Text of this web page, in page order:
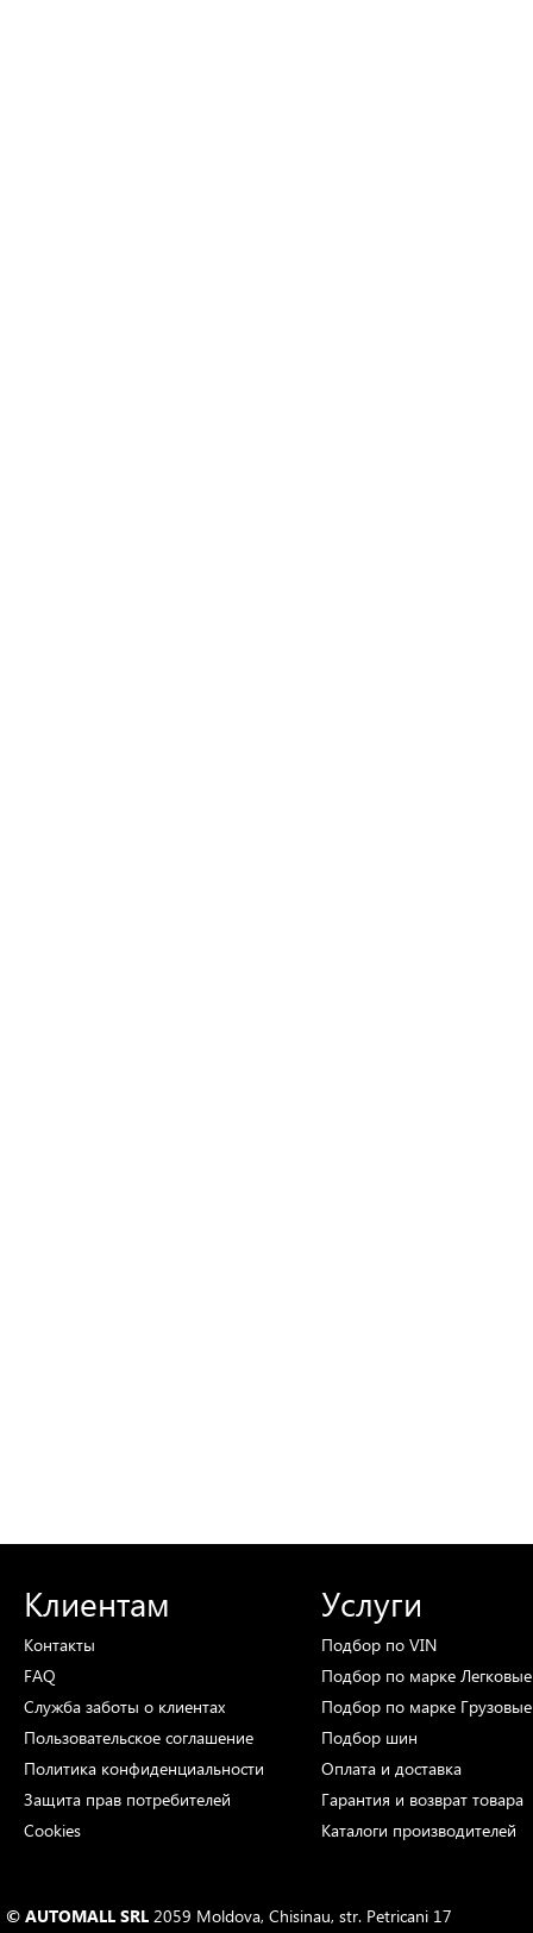
Клиентам
Контакты
FAQ
Служба заботы о клиентах
Пользовательское соглашение
Политика конфиденциальности
Защита прав потребителей
Cookies
Услуги
Подбор по VIN
Подбор по марке
Подбор по марке
Подбор шин
Оплата и доставка
Гарантия и возврат товара
Каталоги производителей
© AUTOMALL SRL 2059 Moldova, Chisinau, str. Petricani 17